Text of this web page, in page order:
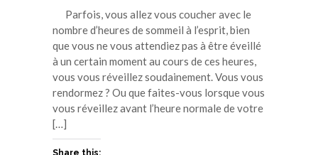
Parfois, vous allez vous coucher avec le
nombre d’heures de sommeil à l’esprit, bien
que vous ne vous attendiez pas à être éveillé
à un certain moment au cours de ces heures,
vous vous réveillez soudainement. Vous vous
rendormez ? Ou que faites-vous lorsque vous
vous réveillez avant l’heure normale de votre
[…]
Share this: